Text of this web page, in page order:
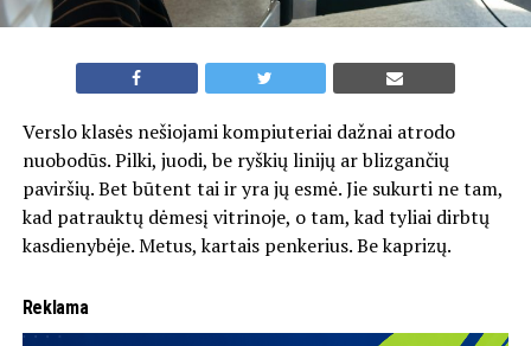
Verslo klasės nešiojami kompiuteriai dažnai atrodo
nuobodūs. Pilki, juodi, be ryškių linijų ar blizgančių
paviršių. Bet būtent tai ir yra jų esmė. Jie sukurti ne tam,
kad patrauktų dėmesį vitrinoje, o tam, kad tyliai dirbtų
kasdienybėje. Metus, kartais penkerius. Be kaprizų.
Reklama